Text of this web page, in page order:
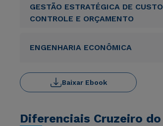
GESTÃO ESTRATÉGICA DE
CONTROLE E ORÇAMENTO
ENGENHARIA ECONÔMICA
Baixar Ebook
Diferenciais Cruzeiro do